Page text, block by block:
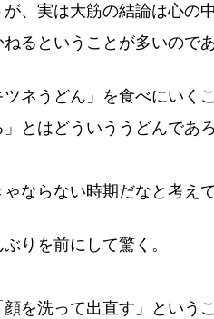
、実は大筋の結論は心の
るということが多いのであ
ネうどん」を食べにいく
とはどういううどんであ
ならない時期だなと考えて
りを前にして驚く。
を洗って出直す」という